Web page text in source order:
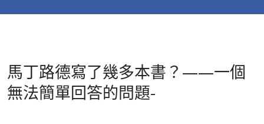
馬丁路德寫了幾多本書？——一個
無法簡單回答的問題-